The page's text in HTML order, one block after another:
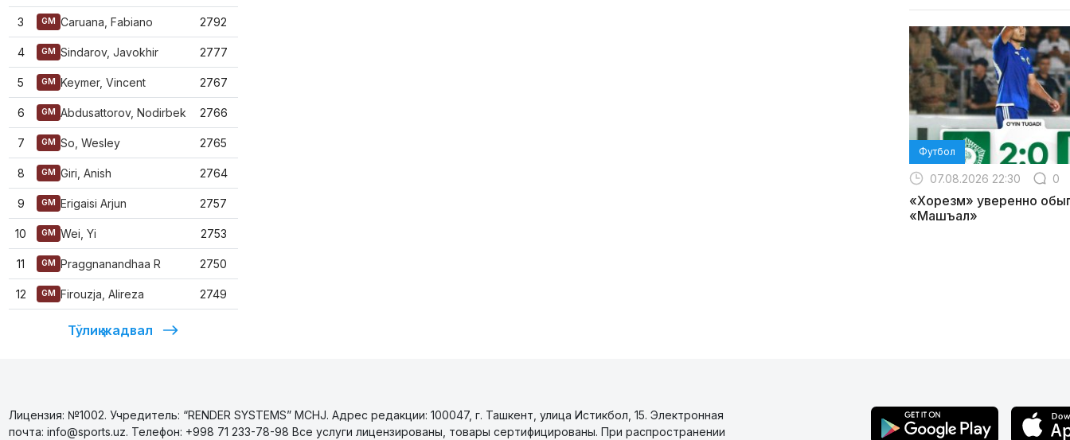
3 GM Caruana, Fabiano 2792
4 GM Sindarov, Javokhir 2777
5 GM Keymer, Vincent 2767
6 GM Abdusattorov, Nodirbek 2766
7 GM So, Wesley 2765
8 GM Giri, Anish 2764
9 GM Erigaisi Arjun 2757
10 GM Wei, Yi 2753
11 GM Praggnanandhaa R 2750
12 GM Firouzja, Alireza 2749
Тўлиқ жадвал
Футбол
07.08.2026 22:30 0
«Хорезм» уверенно
«Машъал»
Лицензия: №1002. Учредитель: “RENDER SYSTEMS” MCHJ. Адрес редакции: 100047, г. Ташкент, улица Истикбол, 15. Электронная
почта: info@sports.uz. Телефон: +998 71 233-78-98 Все услуги лицензированы, товары сертифицированы. При распространении